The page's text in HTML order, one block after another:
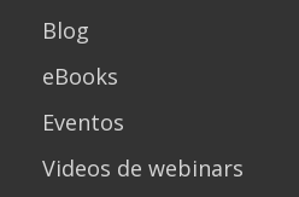
Blog
eBooks
Eventos
Videos de webinars